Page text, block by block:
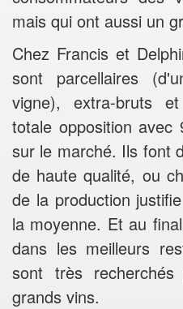
mais qui ont aussi un
Chez Francis et
sont parcellaires
vigne), extra-bruts
totale opposition avec
sur le marché. Ils font
de haute qualité, ou
de la production
la moyenne. Et au
dans les meilleurs
sont très
grands vins.